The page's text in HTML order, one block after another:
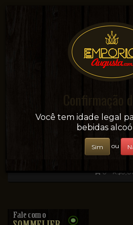
Sua conveniência e
0 -
Confirmação
Você tem idade legal
bebidas
Sim ou